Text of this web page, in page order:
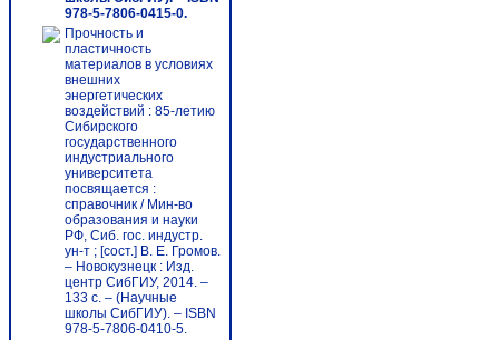
978-5-7806-0415-0.
Прочность и
пластичность
материалов в условиях
внешних
энергетических
воздействий : 85-летию
Сибирского
государственного
индустриального
университета
посвящается :
справочник / Мин-во
образования и науки
РФ, Сиб. гос. индустр.
ун-т ; [сост.] В. Е. Громов.
– Новокузнецк : Изд.
центр СибГИУ, 2014. –
133 с. – (Научные
школы СибГИУ). – ISBN
978-5-7806-0410-5.